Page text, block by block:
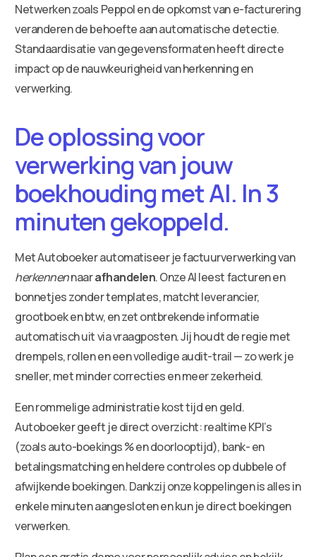
Netwerken zoals Peppol en de opkomst van e-facturering
veranderen de behoefte aan automatische detectie.
Standaardisatie van gegevensformaten heeft directe
impact op de nauwkeurigheid van herkenning en
verwerking.
De oplossing voor
verwerking van jouw
boekhouding met AI. In 3
minuten gekoppeld.
Met Autoboeker automatiseer je factuurverwerking van
herkennennaarafhandelen. Onze AI leest facturen en
bonnetjes zonder templates, matcht leverancier,
grootboek en btw, en zet ontbrekende informatie
automatisch uit via vraagposten. Jij houdt de regie met
drempels, rollen en een volledige audit-trail — zo werk je
sneller, met minder correcties en meer zekerheid.
Een rommelige administratie kost tijd en geld.
Autoboeker geeft je direct overzicht: realtime KPI’s
(zoals auto-boekings % en doorlooptijd), bank- en
betalingsmatching en heldere controles op dubbele of
afwijkende boekingen. Dankzij onze koppelingen is alles in
enkele minuten aangesloten en kun je direct boekingen
verwerken.